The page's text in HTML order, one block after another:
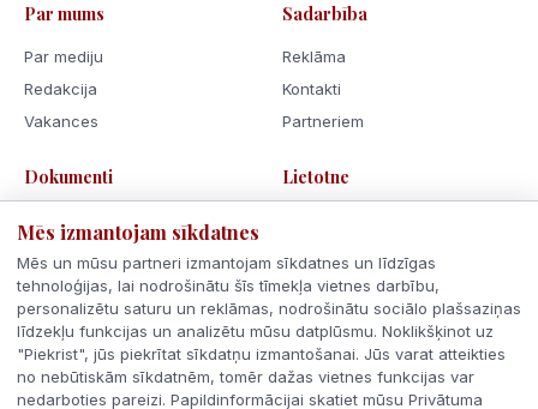
Par mums
Par mediju
Redakcija
Vakances
Sadarbība
Reklāma
Kontakti
Partneriem
Dokumenti
Sīkdatnes
Rīcības kodekss
Lietotne
Mēs izmantojam sīkdatnes
Mēs un mūsu partneri izmantojam sīkdatnes un līdzīgas
tehnoloģijas, lai nodrošinātu šīs tīmekļa vietnes darbību,
personalizētu saturu un reklāmas, nodrošinātu sociālo plašsaziņas
līdzekļu funkcijas un analizētu mūsu datplūsmu. Noklikšķinot uz
"Piekrist", jūs piekrītat sīkdatņu izmantošanai. Jūs varat atteikties
no nebūtiskām sīkdatnēm, tomēr dažas vietnes funkcijas var
nedarboties pareizi. Papildinformācijai skatiet mūsu Privātuma